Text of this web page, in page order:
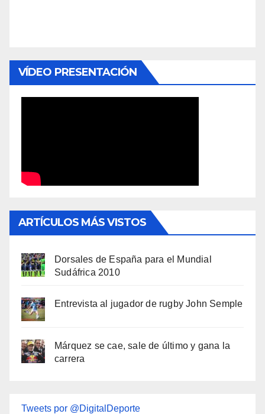
VÍDEO PRESENTACIÓN
ARTÍCULOS MÁS VISTOS
Dorsales de España para el Mundial
Sudáfrica 2010
Entrevista al jugador de rugby John Semple
Márquez se cae, sale de último y gana la
carrera
Tweets por @DigitalDeporte